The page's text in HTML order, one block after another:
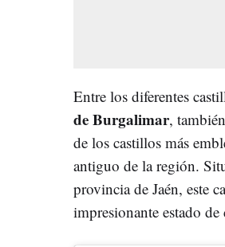
Entre los diferentes
de Burgalimar,
de los castillos más
antiguo de la región.
provincia de Jaén, este
impresionante estado